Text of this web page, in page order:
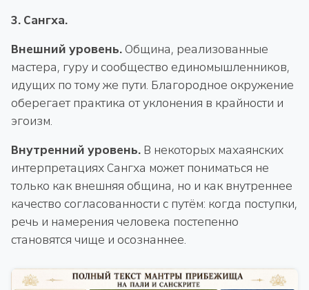
3. Сангха.
Внешний уровень.Община, реализованные
мастера, гуру и сообщество единомышленников,
идущих по тому же пути. Благородное окружение
оберегает практика от уклонения в крайности и
эгоизм.
Внутренний уровень. В некоторых махаянских
интерпретациях Сангха может пониматься не
только как внешняя община, но и как внутреннее
качество согласованности с путём: когда поступки,
речь и намерения человека постепенно
становятся чище и осознаннее.